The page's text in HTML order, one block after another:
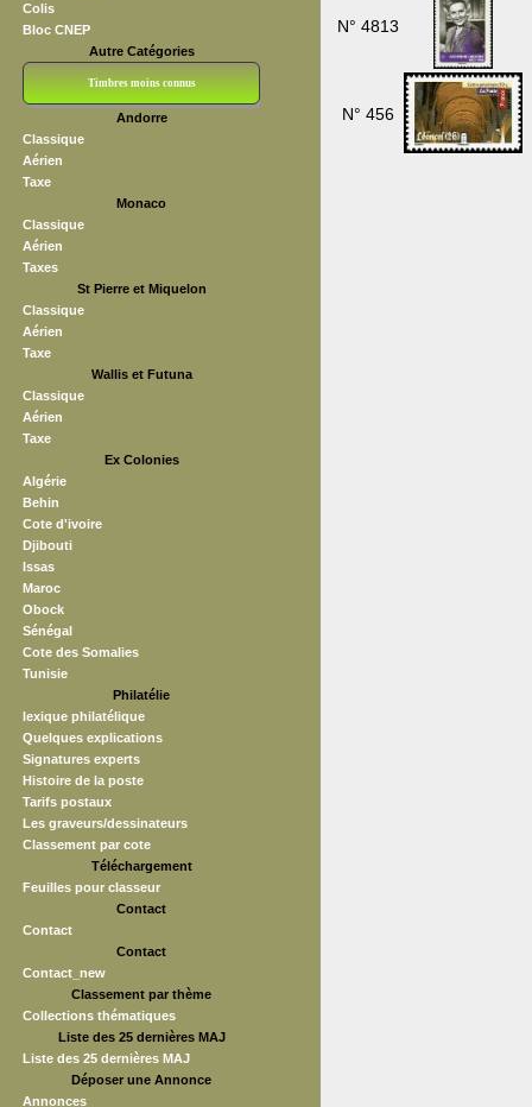
Colis
Bloc CNEP
Autre Catégories
Timbres moins connus
Andorre
Classique
Aérien
Taxe
Monaco
Classique
Aérien
Taxes
St Pierre et Miquelon
Classique
Aérien
Taxe
Wallis et Futuna
Classique
Aérien
Taxe
Ex Colonies
Algérie
Behin
Cote d'ivoire
Djibouti
Issas
Maroc
Obock
Sénégal
Cote des Somalies
Tunisie
Philatélie
lexique philatélique
Quelques explications
Signatures experts
Histoire de la poste
Tarifs postaux
Les graveurs/dessinateurs
Classement par cote
Téléchargement
Feuilles pour classeur
Contact
Contact
Contact
Contact_new
Classement par thème
Collections thématiques
Liste des 25 dernières MAJ
Liste des 25 dernières MAJ
Déposer une Annonce
Annonces
N° 4813
N° 456